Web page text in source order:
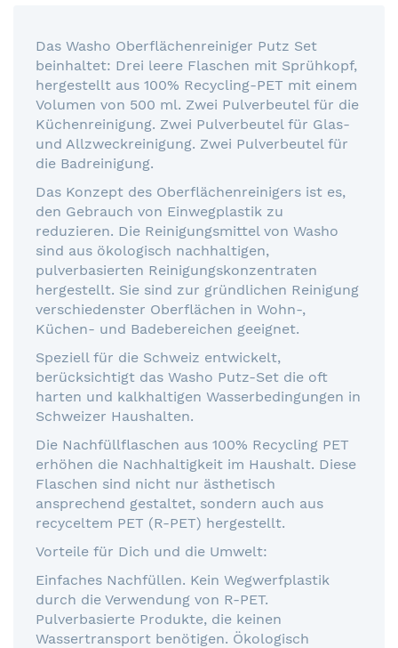
Das Washo Oberflächenreiniger Putz Set
beinhaltet: Drei leere Flaschen mit Sprühkopf,
hergestellt aus 100% Recycling-PET mit einem
Volumen von 500 ml. Zwei Pulverbeutel für die
Küchenreinigung. Zwei Pulverbeutel für Glas-
und Allzweckreinigung. Zwei Pulverbeutel für
die Badreinigung.
Das Konzept des Oberflächenreinigers ist es,
den Gebrauch von Einwegplastik zu
reduzieren. Die Reinigungsmittel von Washo
sind aus ökologisch nachhaltigen,
pulverbasierten Reinigungskonzentraten
hergestellt. Sie sind zur gründlichen Reinigung
verschiedenster Oberflächen in Wohn-,
Küchen- und Badebereichen geeignet.
Speziell für die Schweiz entwickelt,
berücksichtigt das Washo Putz-Set die oft
harten und kalkhaltigen Wasserbedingungen in
Schweizer Haushalten.
Die Nachfüllflaschen aus 100% Recycling PET
erhöhen die Nachhaltigkeit im Haushalt. Diese
Flaschen sind nicht nur ästhetisch
ansprechend gestaltet, sondern auch aus
recyceltem PET (R-PET) hergestellt.
Vorteile für Dich und die Umwelt:
Einfaches Nachfüllen. Kein Wegwerfplastik
durch die Verwendung von R-PET.
Pulverbasierte Produkte, die keinen
Wassertransport benötigen. Ökologisch